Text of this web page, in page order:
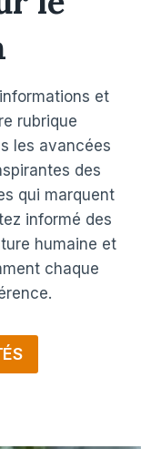
et
rubrique
les avancées
des
qui marquent
informé des
humaine et
chaque